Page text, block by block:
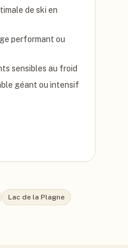
de ski en
performant ou
sensibles au froid
géant ou intensif
Lac de la Plagne